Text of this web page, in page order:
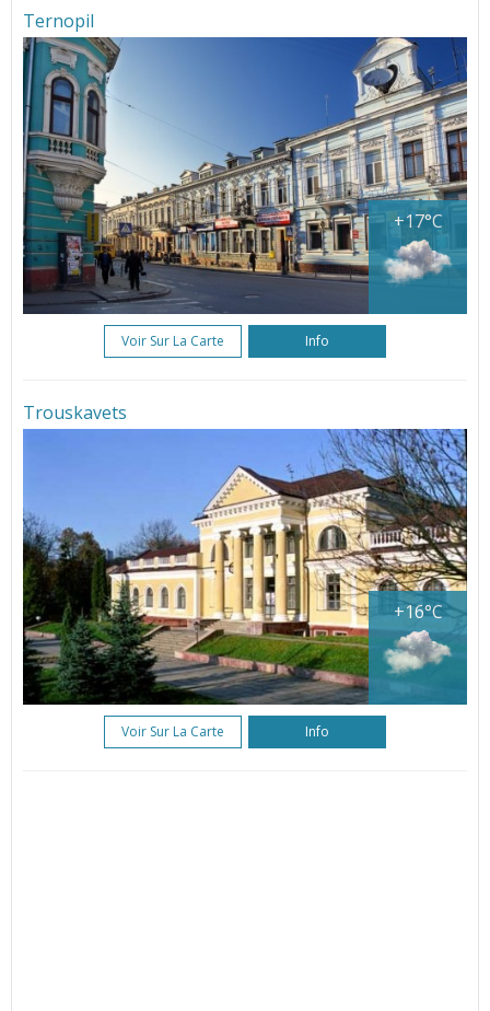
Ternopil
+17°C
Voir Sur La Carte Info
Trouskavets
+16°C
Voir Sur La Carte Info